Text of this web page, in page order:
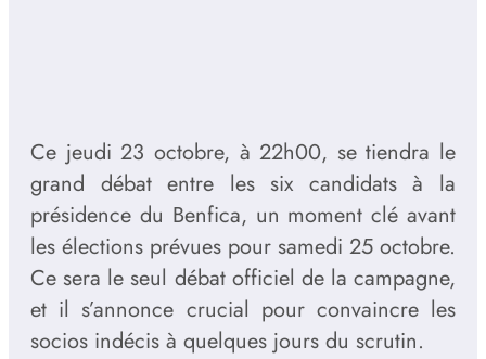
Ce jeudi 23 octobre, à 22h00, se tiendra le
grand débat entre les six candidats à la
présidence du Benfica, un moment clé avant
les élections prévues pour samedi 25 octobre.
Ce sera le seul débat officiel de la campagne,
et il s’annonce crucial pour convaincre les
socios indécis à quelques jours du scrutin.